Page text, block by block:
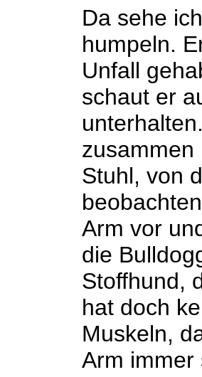
Da sehe
humpeln.
Unfall
schaut er
zusammen
Stuhl, von
Arm vor
die
Stoffhund,
hat doch
Muskeln,
Arm immer